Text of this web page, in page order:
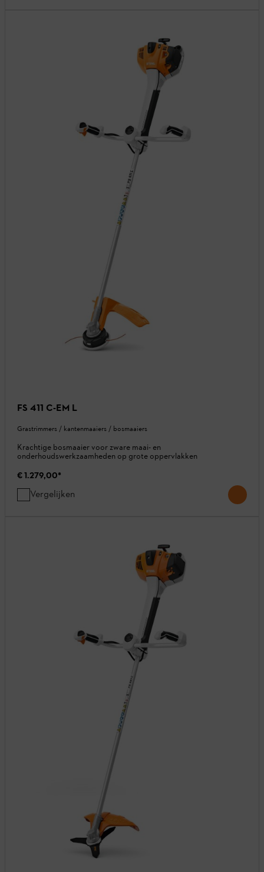
FS 411 C-EM L
Grastrimmers / kantenmaaiers / bosmaaiers
Krachtige bosmaaier voor zware maai- en
onderhoudswerkzaamheden op grote oppervlakken
€ 1.279,00*
Vergelijken